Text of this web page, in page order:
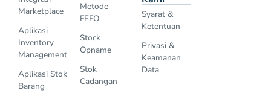
Marketplace
Aplikasi
Inventory
Management
Aplikasi Stok
Barang
Metode
FEFO
Stock
Opname
Stok
Cadangan
Syarat &
Ketentuan
Privasi &
Keamanan
Data